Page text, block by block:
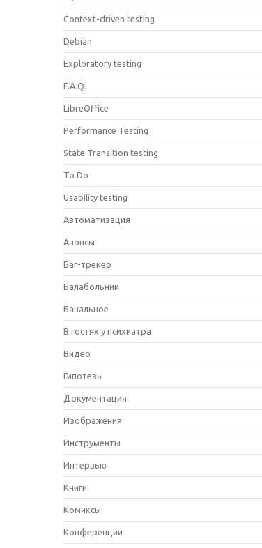
Context-driven testing
Debian
Exploratory testing
F.A.Q.
LibreOffice
Performance Testing
State Transition testing
To Do
Usability testing
Автоматизация
Анонсы
Баг-трекер
Балабольник
Банальное
В гостях у психиатра
Видео
Гипотезы
Документация
Изображения
Инструменты
Интервью
Книги
Комиксы
Конференции